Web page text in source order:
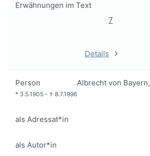
Erwähnungen im Text
7
Details
Person Albrecht von Bayern,
* 3.5.1905 - † 8.7.1996
als Adressat*in
als Autor*in